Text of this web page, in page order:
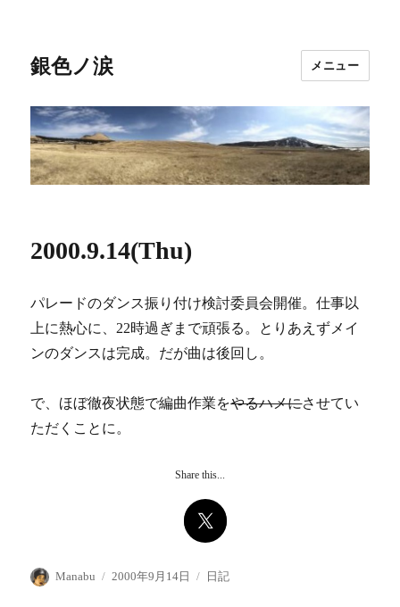
銀色ノ涙 メニュー
2000.9.14(Thu)
パレードのダンス振り付け検討委員会開催。仕事以
上に熱心に、22時過ぎまで頑張る。とりあえずメイ
ンのダンスは完成。だが曲は後回し。
で、ほぼ徹夜状態で編曲作業をやるハメにさせてい
ただくことに。
Share this...
投
Manabu
投
2000年9月14日
カ
日記